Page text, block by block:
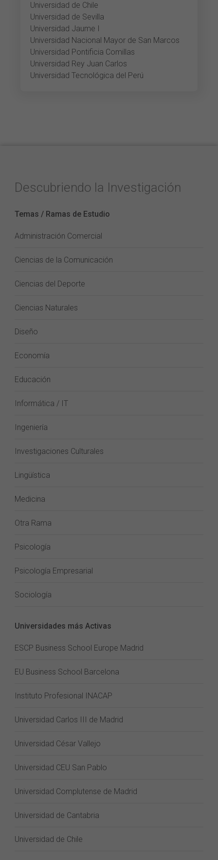
Universidad de Chile
Universidad de Sevilla
Universidad Jaume I
Universidad Nacional Mayor de San Marcos
Universidad Pontificia Comillas
Universidad Rey Juan Carlos
Universidad Tecnológica del Perú
Descubriendo la Investigación
Temas / Ramas de Estudio
Administración Comercial
Ciencias de la Comunicación
Ciencias del Deporte
Ciencias Naturales
Diseño
Economía
Educación
Informática / IT
Ingeniería
Investigaciones Culturales
Lingüística
Medicina
Otra Rama
Psicología
Psicología Empresarial
Sociología
Universidades más Activas
ESCP Business School Europe Madrid
EU Business School Barcelona
Instituto Profesional INACAP
Universidad Carlos III de Madrid
Universidad César Vallejo
Universidad CEU San Pablo
Universidad Complutense de Madrid
Universidad de Cantabria
Universidad de Chile